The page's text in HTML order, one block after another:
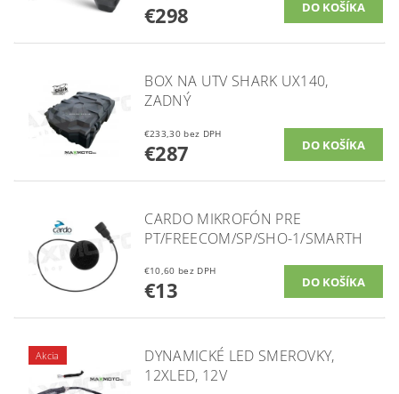
€298
BOX NA UTV SHARK UX140,
ZADNÝ
€233,30 bez DPH
€287
CARDO MIKROFÓN PRE
PT/FREECOM/SP/SHO-1/SMARTH
€10,60 bez DPH
€13
Akcia
DYNAMICKÉ LED SMEROVKY,
12XLED, 12V